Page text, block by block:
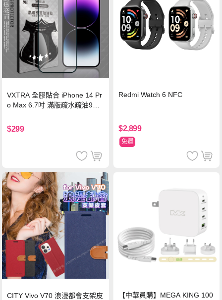
VXTRA 全膠貼合 iPhone 14 Pr
o Max 6.7吋 滿版疏水疏油9H
$299
Redmi Watch 6 NFC
$2,899
免運
CITY Vivo V70 浪漫都會支架皮
【中華員購】MEGA KING 100